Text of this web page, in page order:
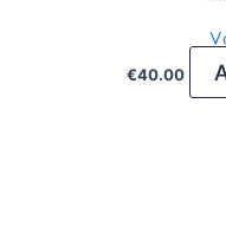
€40.00